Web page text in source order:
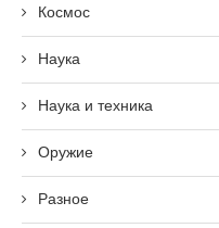
Космос
Наука
Наука и техника
Оружие
Разное